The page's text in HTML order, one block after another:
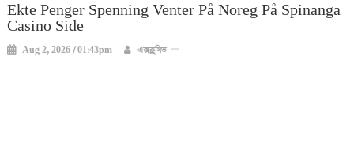
Ekte Penger Spenning Venter På Noreg På Spinanga
Casino Side
Aug 2, 2026 / 01:43pm এক্সক্লুসিভ